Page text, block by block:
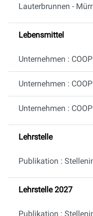
Lauterbrunnen -
Lebensmittel
Unternehmen :
Unternehmen :
Unternehmen :
Lehrstelle
Publikation :
Lehrstelle 2027
Publikation :